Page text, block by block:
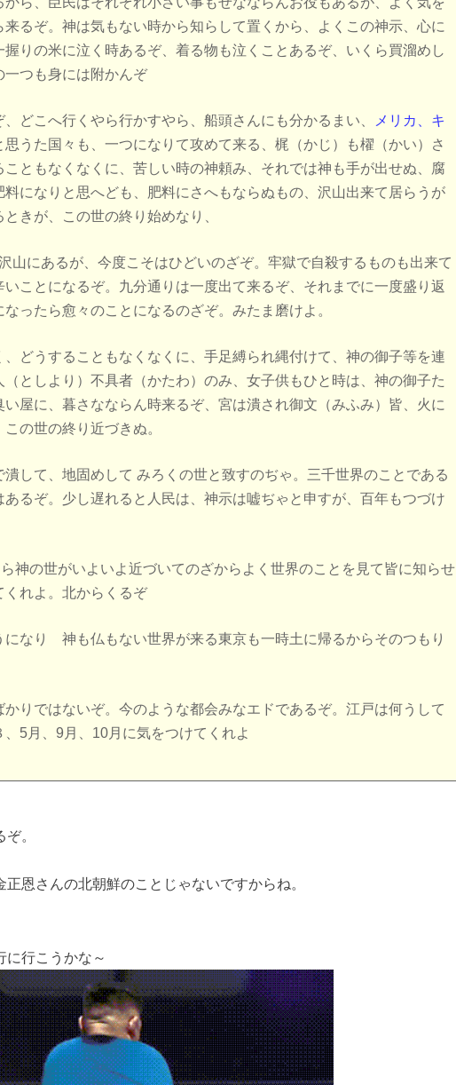
るぞ。神は気もない時から知らして置くから、よくこの神示、心に
握りの米に泣く時あるぞ、着る物も泣くことあるぞ、いくら買溜めし
一つも身には附かんぞ
どこへ行くやら行かすやら、船頭さんにも分かるまい、
メリカ、キ
思うた国々も、一つになりて攻めて来る、梶（かじ）も櫂（かい）さ
ともなくなくに、苦しい時の神頼み、それでは神も手が出せぬ、腐
料になりと思へども、肥料にさへもならぬもの、沢山出来て居らうが
きが、この世の終り始めなり、
山にあるが、今度こそはひどいのざぞ。牢獄で自殺するものも出来て
ことになるぞ。九分通りは一度出て来るぞ、それまでに一度盛り返
ったら愈々のことになるのざぞ。みたま磨けよ。
どうすることもなくなくに、手足縛られ縄付けて、神の御子等を連
としより）不具者（かたわ）のみ、女子供もひと時は、神の御子た
い屋に、暮さなならん時来るぞ、宮は潰され御文（みふみ）皆、火に
の世の終り近づきぬ。
して、地固めして みろくの世と致すのぢゃ。三千世界のことである
るぞ。少し遅れると人民は、神示は嘘ぢゃと申すが、百年もつづけ
神の世がいよいよ近づいてのざからよく世界のことを見て皆に知らせ
くれよ。北からくるぞ
になり 神も仏もない世界が来る東京も一時土に帰るからそのつもり
りではないぞ。今のような都会みなエドであるぞ。江戸は何うして
、5月、9月、10月に気をつけてくれよ
。
恩さんの北朝鮮のことじゃないですからね。
に行こうかな～